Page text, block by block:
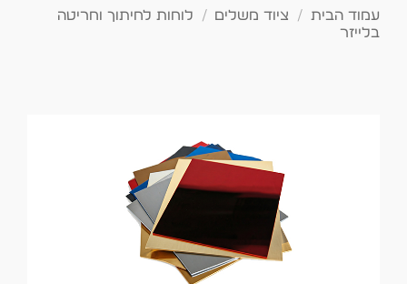
עמוד הבית / ציוד משלים /
לוחות לחיתוך וחריטה
בלייזר